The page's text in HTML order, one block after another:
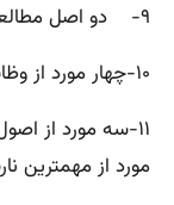
۹- دو اصل مطالعه کار را نام ببرید و تعریف کنید؟
۱۰-چهار مورد از وظایف آموزشی سرپرستان را نام ببرید؟
۱۱-سه مورد از
مورد از مهمترین